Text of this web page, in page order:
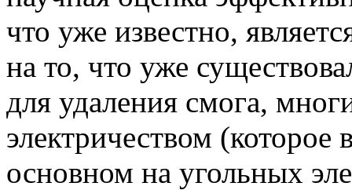
что уже известно,
на то, что уже
для удаления смога,
электричеством (которое
основном на угольных